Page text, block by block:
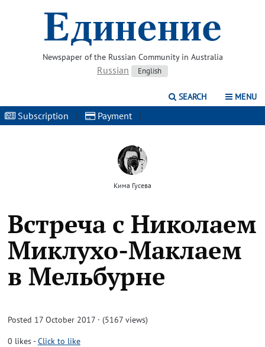
Newspaper of the Russian Community in Australia
Russian English
SEARCH MENU
Subscription | Payment |
Кима Гусева
Встреча с Николаем
Миклухо-Маклаем
в Мельбурне
Posted 17 October 2017 · (5167 views)
0 likes-Click to like